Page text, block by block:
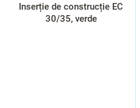
Inserție de construcție EC
30/35, verde